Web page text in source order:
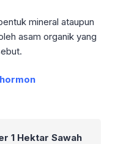
mineral ataupun
asam organik yang
1 Hektar Sawah